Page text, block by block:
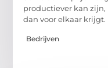
productiever kan
dan voor elkaar krijgt.
Bedrijven